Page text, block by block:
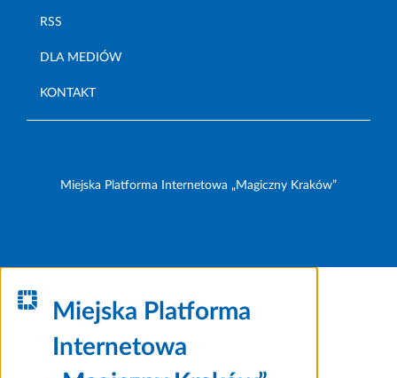
RSS
DLA MEDIÓW
KONTAKT
Miejska Platforma Internetowa „Magiczny Kraków”
Miejska Platforma
Internetowa